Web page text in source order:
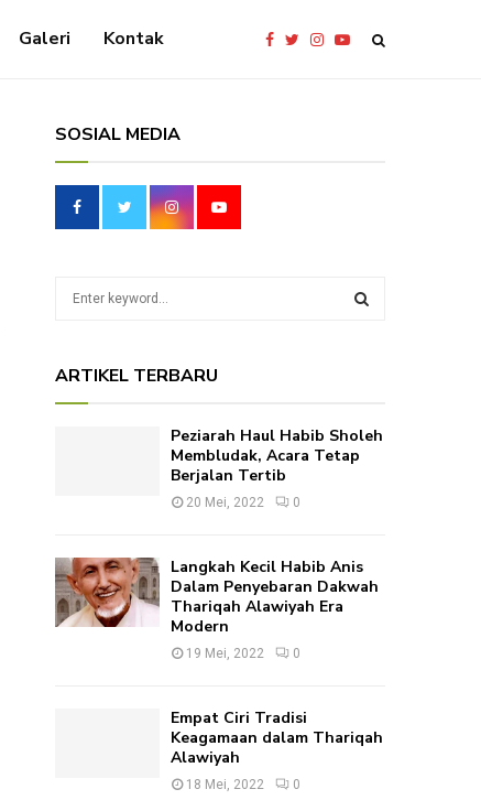
Galeri Kontak
SOSIAL MEDIA
c
h
A
H
ARTIKEL TERBARU
Peziarah Haul Habib Sholeh
Membludak, Acara Tetap
Berjalan Tertib
20 Mei, 2022 0
Langkah Kecil Habib Anis
Dalam Penyebaran Dakwah
Thariqah Alawiyah Era
Modern
19 Mei, 2022 0
Empat Ciri Tradisi
Keagamaan dalam Thariqah
Alawiyah
18 Mei, 2022 0